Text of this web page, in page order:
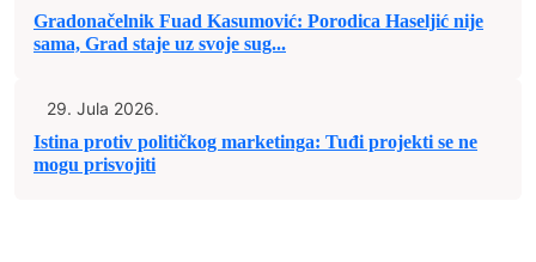
Gradonačelnik Fuad Kasumović: Porodica Haseljić nije
sama, Grad staje uz svoje sug...
29. Jula 2026.
Istina protiv političkog marketinga: Tuđi projekti se ne
mogu prisvojiti